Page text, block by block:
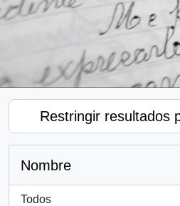
Restringir resultados
Nombre
Todos